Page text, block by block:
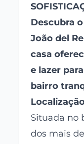
Descubra
João del
casa
e lazer
bairro
Situada no
dos mais